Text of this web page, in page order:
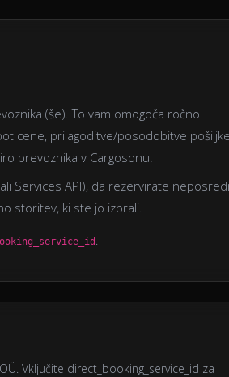
(še). To vam omogoča ročno
cene, prilagoditve/posodobitve
prevoznika v Cargosonu.
Services API), da rezervirate
storitev, ki ste jo izbrali.
.
Vključite direct_booking_service_id za